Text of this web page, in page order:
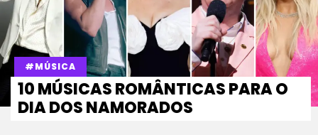
#MÚSICA
10 MÚSICAS ROMÂNTICAS PARA O
DIA DOS NAMORADOS